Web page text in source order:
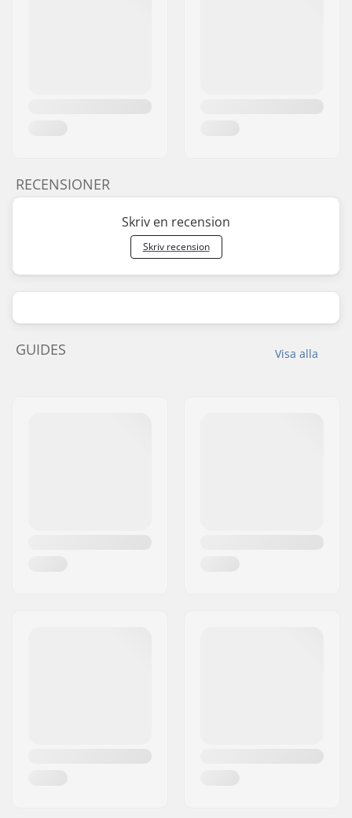
RECENSIONER
Skriv en recension
Skriv recension
Visa alla
GUIDES